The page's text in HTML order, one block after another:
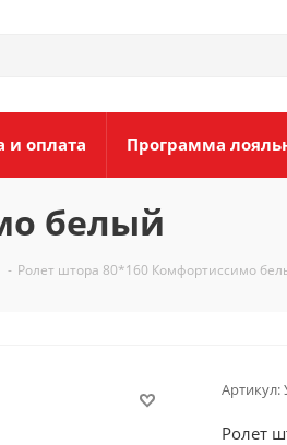
и оплата Программа
белый
- Ролет штора 80*160 Комфортиссимо
Артикул:
Ролет